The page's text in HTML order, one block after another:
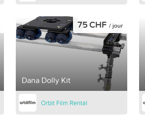
Dana Dolly Kit
75 CHF / jour
Orbit Film Rental